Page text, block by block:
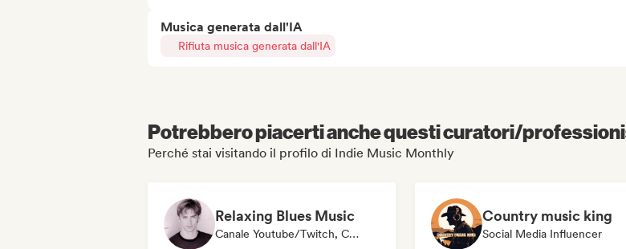
Musica generata dall'IA
Rifiuta musica generata dall'IA
Potrebbero piacerti anche questi curatori/
Perché stai visitando il profilo di Indie Music Monthly
Relaxing Blues Music
Canale Youtube/Twitch, Curatore Di Playlist
Country music king
Social Media Influencer